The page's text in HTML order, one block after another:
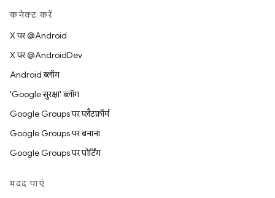
कनेक्ट करें
X पर @Android
X पर @AndroidDev
Android ब्लॉग
'Google सुरक्षा' ब्लॉग
Google Groups पर प्लैटफ़ॉर्म
Google Groups पर बनाना
Google Groups पर पोर्टिंग
मदद पाएं